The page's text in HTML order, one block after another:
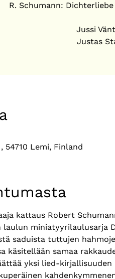
R. Schumann:
Jussi
Justas
54710 Lemi, Finland
kattaus Robert
laulun miniatyyrilaulusarja
saduista tuttujen
käsitellään samaa
yksi lied-